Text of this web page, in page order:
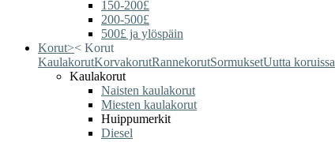
150-200£
200-500£
500£ ja ylöspäin
Korut>< Korut
KaulakorutKorvakorutRannekorutSormuksetUutta koruissa
Kaulakorut
Naisten kaulakorut
Miesten kaulakorut
Huippumerkit
Diesel